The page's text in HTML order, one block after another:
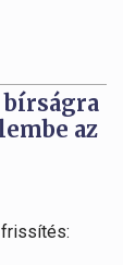
az
frissítés: